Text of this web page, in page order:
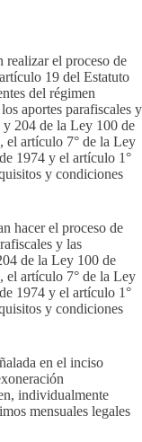
el proceso de
19 del Estatuto
del régimen
aportes parafiscales y
y 204 de la Ley 100 de
el artículo 7° de la Ley
1974 y el artículo 1°
y condiciones
hacer el proceso de
y las
de la Ley 100 de
el artículo 7° de la Ley
1974 y el artículo 1°
y condiciones
en el inciso
individualmente
mensuales legales